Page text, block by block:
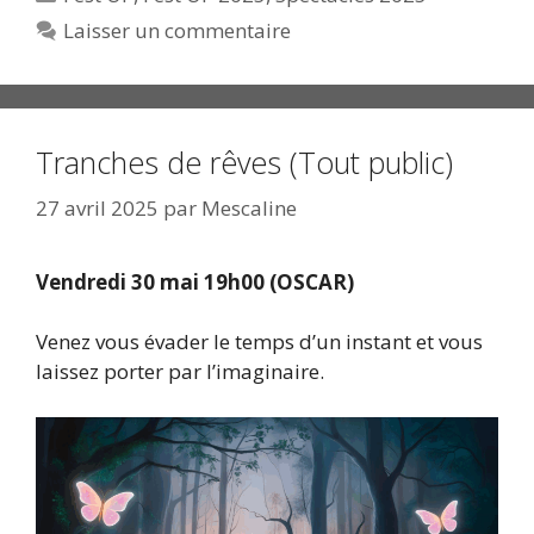
Laisser un commentaire
Tranches de rêves (Tout public)
27 avril 2025 par Mescaline
Vendredi 30 mai 19h00 (OSCAR)
Venez vous évader le temps d’un instant et vous
laissez porter par l’imaginaire.